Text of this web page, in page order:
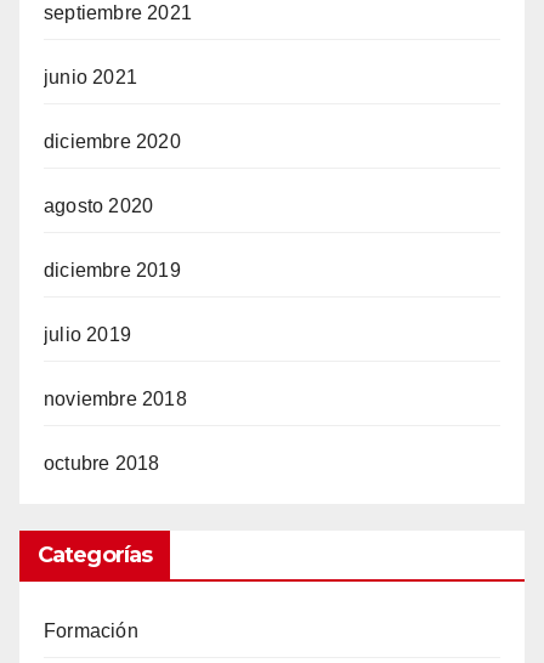
septiembre 2021
junio 2021
diciembre 2020
agosto 2020
diciembre 2019
julio 2019
noviembre 2018
octubre 2018
Categorías
Formación